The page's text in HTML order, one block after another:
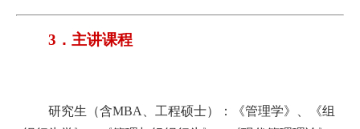
3．主讲课程
研究生（含MBA、工程硕士）：《管理学》、《组